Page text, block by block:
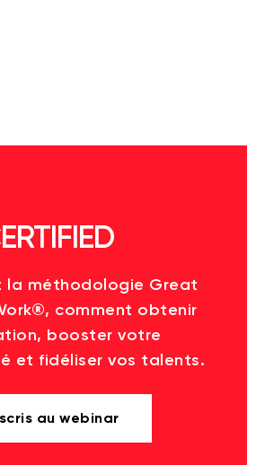
la méthodologie Great
comment obtenir
booster votre
et fidéliser vos talents.
au webinar